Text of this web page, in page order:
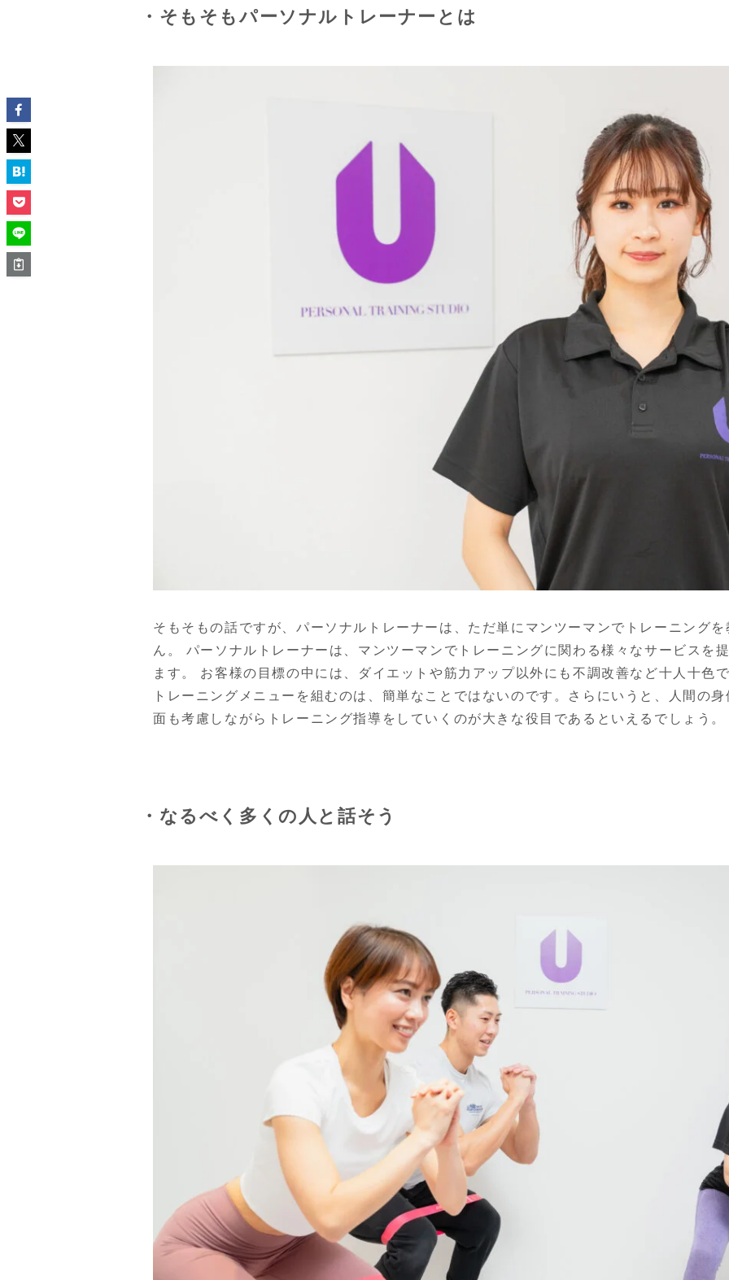
・そもそもパーソナルトレーナーとは
そもそもの話ですが、パーソナルトレーナーは、ただ単にマンツーマンでトレーニング
ん。 パーソナルトレーナーは、マンツーマンでトレーニングに関わる様々なサービスを
ます。 お客様の目標の中には、ダイエットや筋力アップ以外にも不調改善など十人十色
トレーニングメニューを組むのは、簡単なことではないのです。さらにいうと、人間の
面も考慮しながらトレーニング指導をしていくのが大きな役目であるといえるでしょう。
・なるべく多くの人と話そう